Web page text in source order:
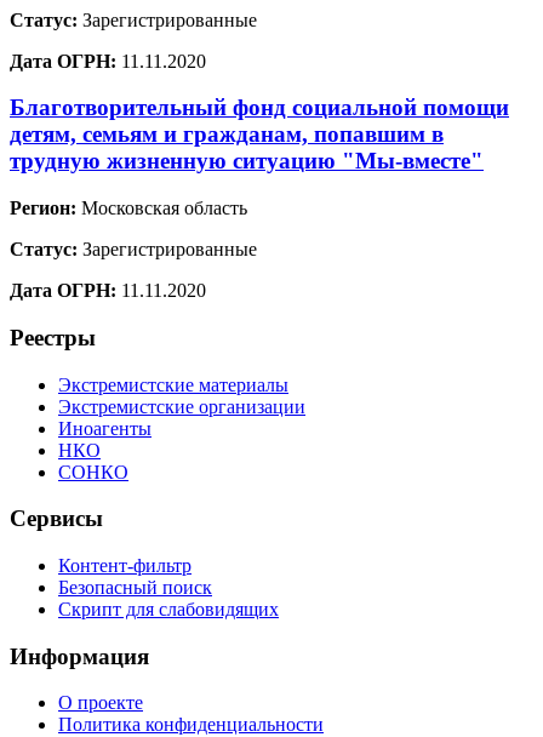
Статус: Зарегистрированные
Дата ОГРН: 11.11.2020
Благотворительный фонд социальной помощи
детям, семьям и гражданам, попавшим в
трудную жизненную ситуацию "Мы-вместе"
Регион: Московская область
Статус: Зарегистрированные
Дата ОГРН: 11.11.2020
Реестры
Экстремистские материалы
Экстремистские организации
Иноагенты
НКО
СОНКО
Сервисы
Контент-фильтр
Безопасный поиск
Скрипт для слабовидящих
Информация
О проекте
Политика конфиденциальности